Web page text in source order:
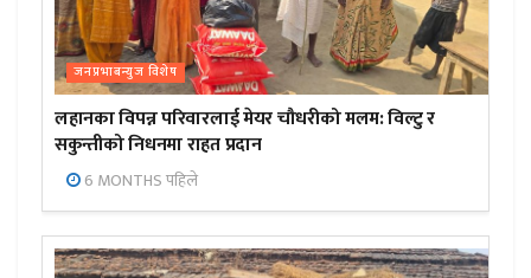
जनप्रभाबन्युज विशेष
लहानका विपन्न परिवारलाई मेयर चौधरीको मलम: विल्टु र
सकुन्तीको निधनमा राहत प्रदान
6 MONTHS पहिले